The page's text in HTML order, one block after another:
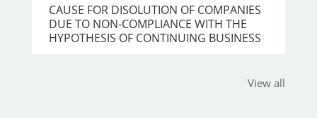
CAUSE FOR DISOLUTION OF COMPANIES
DUE TO NON-COMPLIANCE WITH THE
HYPOTHESIS OF CONTINUING BUSINESS
View all